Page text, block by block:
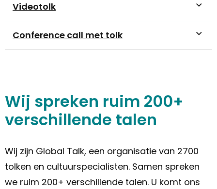
Videotolk
Conference call met tolk
Wij spreken ruim 200+
verschillende talen
Wij zijn Global Talk, een organisatie van 2700
tolken en cultuurspecialisten. Samen spreken
we ruim 200+ verschillende talen. U komt ons